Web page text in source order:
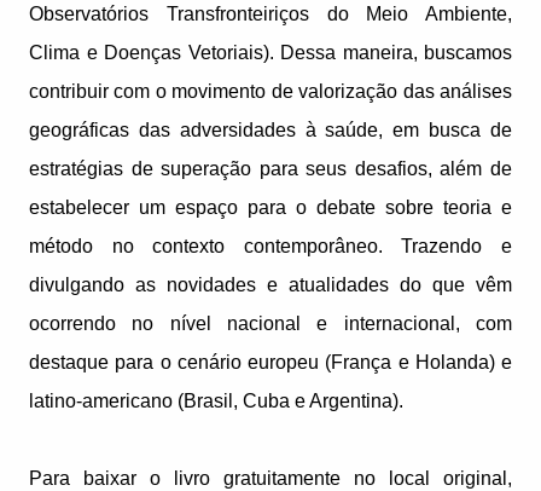
Observatórios Transfronteiriços do Meio Ambiente,
Clima e Doenças Vetoriais). Dessa maneira, buscamos
contribuir com o movimento de valorização das análises
geográficas das adversidades à saúde, em busca de
estratégias de superação para seus desafios, além de
estabelecer um espaço para o debate sobre teoria e
método no contexto contemporâneo. Trazendo e
divulgando as novidades e atualidades do que vêm
ocorrendo no nível nacional e internacional, com
destaque para o cenário europeu (França e Holanda) e
latino-americano (Brasil, Cuba e Argentina).
Para baixar o livro gratuitamente no local original,